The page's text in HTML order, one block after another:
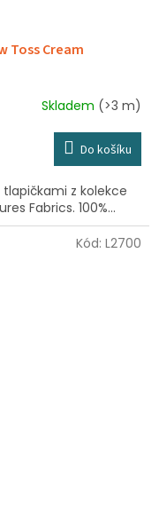
Toss Cream
Skladem (>3 m)
Do košíku
z kolekce
Fabrics. 100%...
Kód: L2700